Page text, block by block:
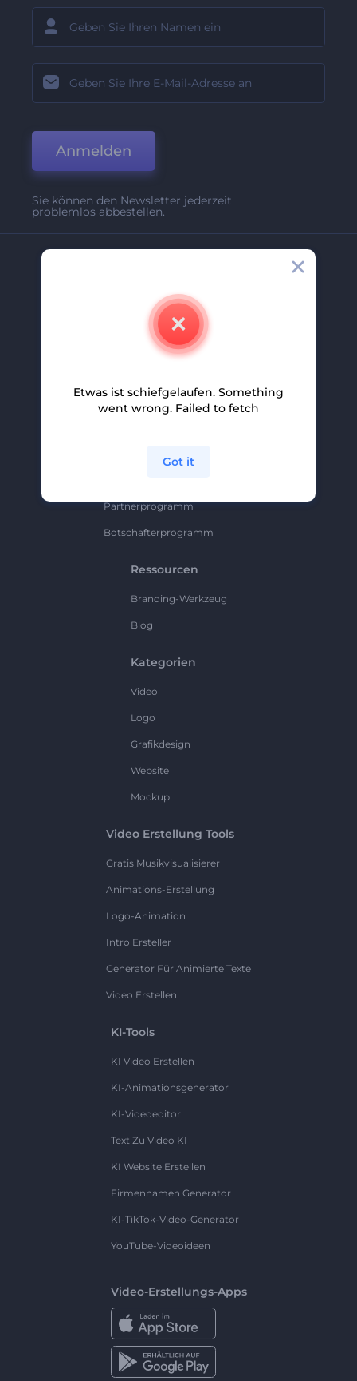
Anmelden
Sie können den Newsletter jederzeit
problemlos abbestellen.
Partnerprogramm
Partnerprogramm
Botschafterprogramm
Ressourcen
Branding-Werkzeug
Blog
Kategorien
Video
Logo
Grafikdesign
Website
Mockup
Video Erstellung Tools
Gratis Musikvisualisierer
Animations-Erstellung
Logo-Animation
Intro Ersteller
Generator Für Animierte Texte
Video Erstellen
KI-Tools
KI Video Erstellen
KI-Animationsgenerator
KI-Videoeditor
Text Zu Video KI
KI Website Erstellen
Firmennamen Generator
KI-TikTok-Video-Generator
YouTube-Videoideen
Video-Erstellungs-Apps
Etwas ist schiefgelaufen. Something
went wrong. Failed to fetch
Got it